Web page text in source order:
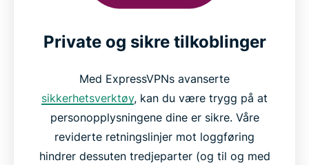
Private og sikre tilkoblinger
Med ExpressVPNs avanserte
sikkerhetsverktøy, kan du være trygg på at
personopplysningene dine er sikre. Våre
reviderte retningslinjer mot loggføring
hindrer dessuten tredjeparter (og til og med